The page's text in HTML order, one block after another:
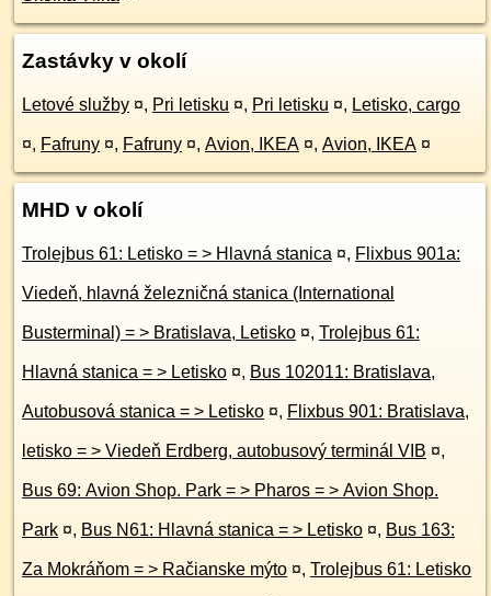
Zastávky v okolí
Letové služby ¤, Pri letisku ¤, Pri letisku ¤, Letisko, cargo
¤, Fafruny ¤, Fafruny ¤, Avion, IKEA ¤, Avion, IKEA ¤
MHD v okolí
Trolejbus 61: Letisko = > Hlavná stanica ¤, Flixbus 901a:
Viedeň, hlavná železničná stanica (International
Busterminal) = > Bratislava, Letisko ¤, Trolejbus 61:
Hlavná stanica = > Letisko ¤, Bus 102011: Bratislava,
Autobusová stanica = > Letisko ¤, Flixbus 901: Bratislava,
letisko = > Viedeň Erdberg, autobusový terminál VIB ¤,
Bus 69: Avion Shop. Park = > Pharos = > Avion Shop.
Park ¤, Bus N61: Hlavná stanica = > Letisko ¤, Bus 163:
Za Mokráňom = > Račianske mýto ¤, Trolejbus 61: Letisko